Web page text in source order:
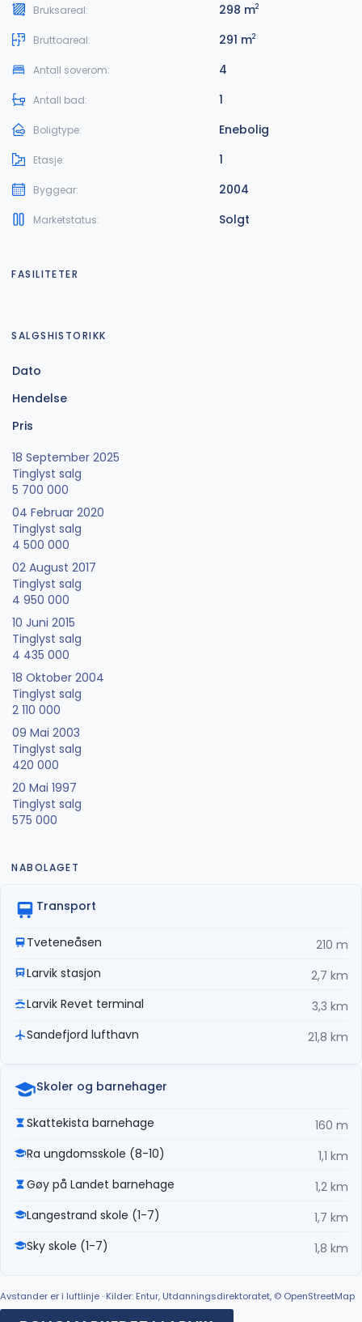
Bruksareal: 298 m2
Bruttoareal: 291 m2
Antall soverom: 4
Antall bad: 1
Boligtype: Enebolig
Etasje: 1
Byggear: 2004
Marketstatus: Solgt
FASILITETER
SALGSHISTORIKK
Dato
Hendelse
Pris
18 September 2025
Tinglyst salg
5 700 000
04 Februar 2020
Tinglyst salg
4 500 000
02 August 2017
Tinglyst salg
4 950 000
10 Juni 2015
Tinglyst salg
4 435 000
18 Oktober 2004
Tinglyst salg
2 110 000
09 Mai 2003
Tinglyst salg
420 000
20 Mai 1997
Tinglyst salg
575 000
NABOLAGET
Transport
Tveteneåsen
210 m
Larvik stasjon
2,7 km
Larvik Revet terminal
3,3 km
Sandefjord lufthavn
21,8 km
Skoler og barnehager
Skattekista barnehage
160 m
Ra ungdomsskole (8-10)
1,1 km
Gøy på Landet barnehage
1,2 km
Langestrand skole (1-7)
1,7 km
Sky skole (1-7)
1,8 km
Avstander er i luftlinje · Kilder: Entur, Utdanningsdirektoratet, © OpenStreetMap